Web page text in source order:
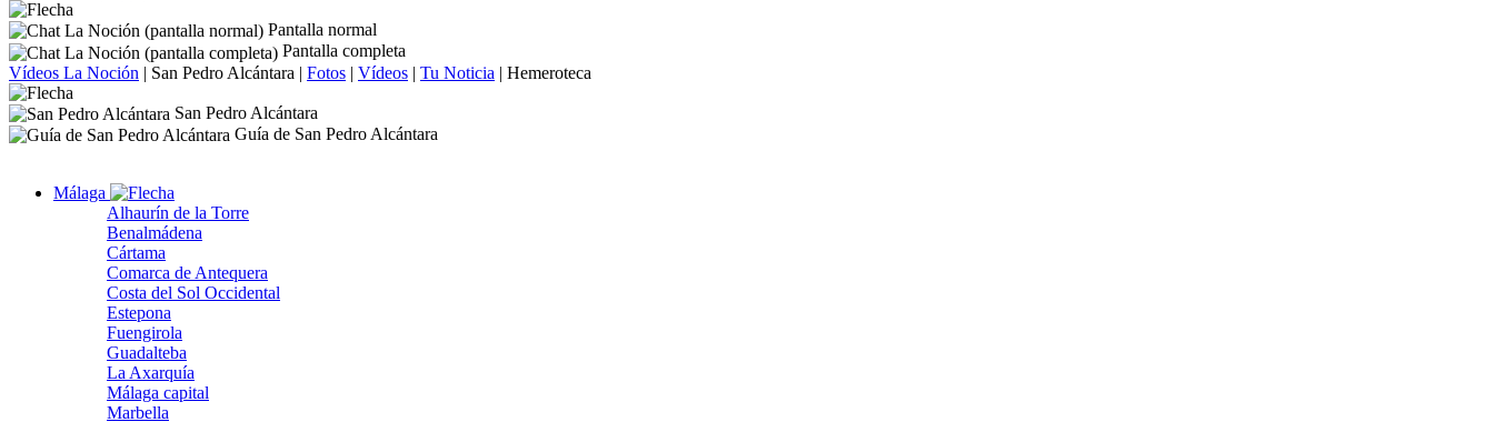
Pantalla normal
Pantalla completa
Vídeos La Noción | San Pedro Alcántara | Fotos | Vídeos | Tu Noticia | Hemeroteca
San Pedro Alcántara
Guía de San Pedro Alcántara
Málaga
Alhaurín de la Torre
Benalmádena
Cártama
Comarca de Antequera
Costa del Sol Occidental
Estepona
Fuengirola
Guadalteba
La Axarquía
Málaga capital
Marbella